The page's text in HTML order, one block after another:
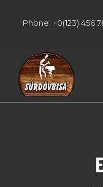
Phone: +0(123) 456